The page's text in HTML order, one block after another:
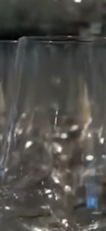
サイト公開をしました。